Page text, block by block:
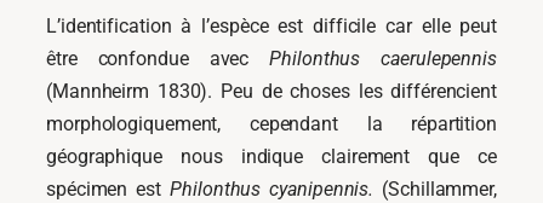
L’identification à l’espèce est difficile car elle peut
être confondue avecPhilonthus caerulepennis
(Mannheirm 1830). Peu de choses les différencient
morphologiquement, cependant la répartition
géographique nous indique clairement que ce
spécimen estPhilonthus cyanipennis. (Schillammer,